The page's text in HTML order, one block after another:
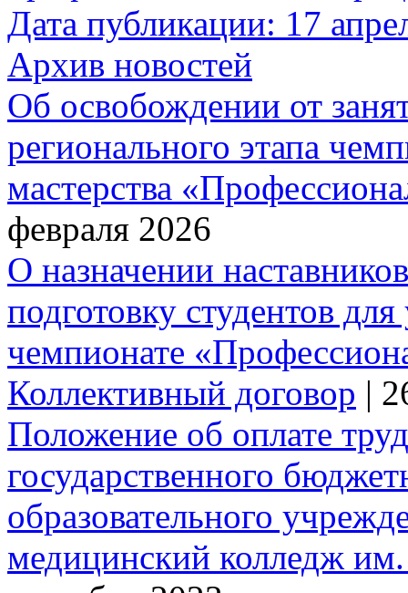
Дата публикации: 17
Архив новостей
Об освобождении от
регионального этапа
мастерства
февраля 2026
О назначении
подготовку студентов
чемпионате
Коллективный договор |
Положение об оплате
государственного
образовательного
медицинский колледж